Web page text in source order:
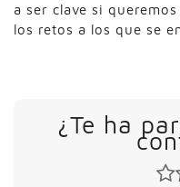
a ser clave si
los retos a los que se
¿Te ha